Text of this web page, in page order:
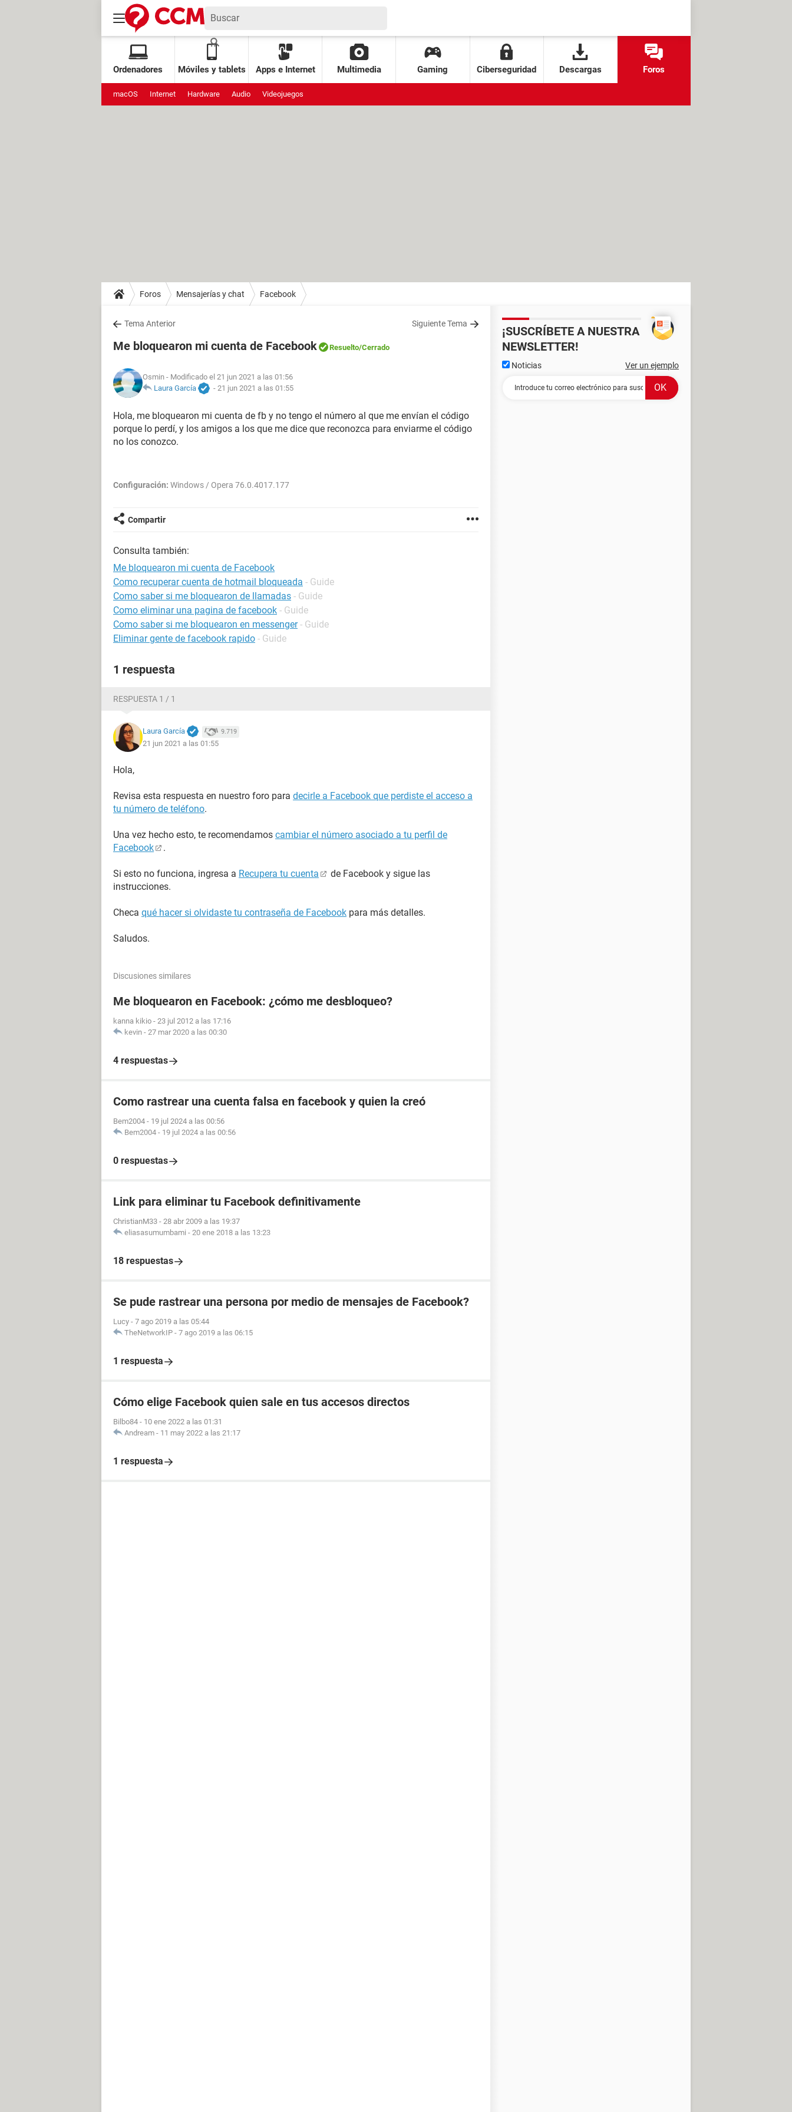
Ordenadores Móviles y tablets Apps e Internet Multimedia Gaming Ciberseguridad Descargas Foros
macOS Internet Hardware Audio Videojuegos
Foros Mensajerías y chat Facebook
Tema Anterior Siguiente Tema
Me bloquearon mi cuenta de Facebook Resuelto/Cerrado
Osmin - Modificado el 21 jun 2021 a las 01:56
Laura García
- 21 jun 2021 a las 01:55
Hola, me bloquearon mi cuenta de fb y no tengo el número al que me envían el código
porque lo perdí, y los amigos a los que me dice que reconozca para enviarme el código
no los conozco.
Configuración: Windows / Opera 76.0.4017.177
Compartir
Consulta también:
Me bloquearon mi cuenta de Facebook
Como recuperar cuenta de hotmail bloqueada - Guide
Como saber si me bloquearon de llamadas - Guide
Como eliminar una pagina de facebook - Guide
Como saber si me bloquearon en messenger - Guide
Eliminar gente de facebook rapido - Guide
1 respuesta
RESPUESTA 1 / 1
Laura García 9.719
21 jun 2021 a las 01:55
Hola,
Revisa esta respuesta en nuestro foro para decirle a Facebook que perdiste el acceso a
tu número de teléfono.
Una vez hecho esto, te recomendamos cambiar el número asociado a tu perfil de
Facebook
.
Si esto no funciona, ingresa a Recupera tu cuenta
de Facebook y sigue las
instrucciones.
Checa qué hacer si olvidaste tu contraseña de Facebook para más detalles.
Saludos.
Discusiones similares
Me bloquearon en Facebook: ¿cómo me desbloqueo?
kanna kikio - 23 jul 2012 a las 17:16
kevin - 27 mar 2020 a las 00:30
4 respuestas
Como rastrear una cuenta falsa en facebook y quien la creó
Bem2004 - 19 jul 2024 a las 00:56
Bem2004 - 19 jul 2024 a las 00:56
0 respuestas
Link para eliminar tu Facebook definitivamente
ChristianM33 - 28 abr 2009 a las 19:37
eliasasumumbami - 20 ene 2018 a las 13:23
18 respuestas
Se pude rastrear una persona por medio de mensajes de Facebook?
Lucy - 7 ago 2019 a las 05:44
TheNetworkIP - 7 ago 2019 a las 06:15
1 respuesta
Cómo elige Facebook quien sale en tus accesos directos
Bilbo84 - 10 ene 2022 a las 01:31
Andream - 11 may 2022 a las 21:17
1 respuesta
¡SUSCRÍBETE A NUESTRA
NEWSLETTER!
Noticias Ver un ejemplo